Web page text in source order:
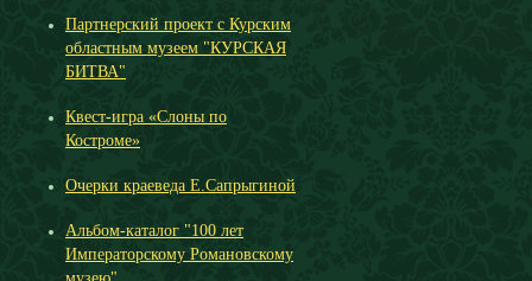
Партнерский проект с Курским
областным музеем "КУРСКАЯ
БИТВА"
Квест-игра «Слоны по
Костроме»
Очерки краеведа Е.Сапрыгиной
Альбом-каталог "100 лет
Императорскому Романовскому